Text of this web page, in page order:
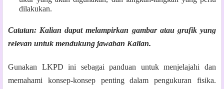
dilakukan.
Catatan: Kalian dapat melampirkan gambar atau grafik yang
relevan untuk mendukung jawaban Kalian.
Gunakan LKPD ini sebagai panduan untuk menjelajahi dan
memahami konsep-konsep penting dalam pengukuran fisika.